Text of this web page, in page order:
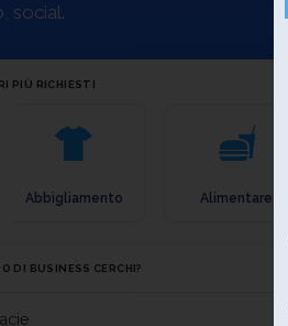
social.
PIÙ RICHIESTI
Abbigliamento Alimentare
DI BUSINESS CERCHI?